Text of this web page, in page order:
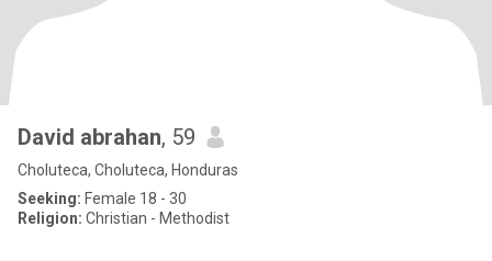
David abrahan, 59
Choluteca, Choluteca, Honduras
Seeking: Female 18 - 30
Religion: Christian - Methodist